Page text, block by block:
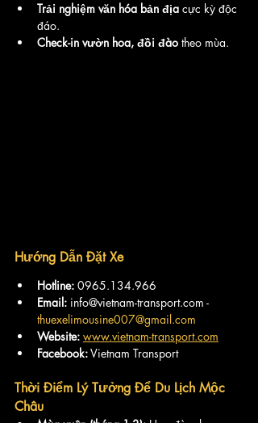
Trải nghiệm văn hóa bản địa cực kỳ độc
đáo.
Check-in vườn hoa, đồi đào theo mùa.
Hướng Dẫn Đặt Xe
Hotline: 0965.134.966
Email: info@vietnam-transport.com -
thuexelimousine007@gmail.com
Website: www.vietnam-transport.com
Facebook: Vietnam Transport
Thời Điểm Lý Tưởng Để Du Lịch Mộc
Châu